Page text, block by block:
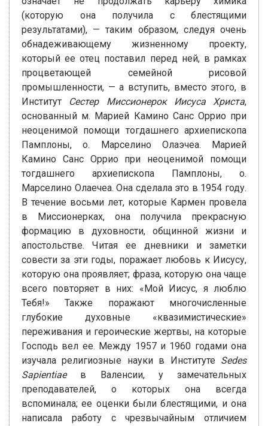
(которую она получила с блестящими
результатами), — таким образом, следуя очень
обнадеживающему жизненному проекту,
который ее отец поставил перед ней, в рамках
процветающей семейной рисовой
промышленности, — а вступить, вместо этого, в
Институт Сестер Миссионерок Иисуса Христа,
основанный м. Марией Камино Санс Оррио при
неоценимой помощи тогдашнего архиепископа
Памплоны, о. Марселино Олаэчеа. Марией
Камино Санс Оррио при неоценимой помощи
тогдашнего архиепископа Памплоны, о.
Марселино Олаечеа. Она сделала это в 1954 году.
В течение восьми лет, которые Кармен провела
в Миссионерках, она получила прекрасную
формацию в духовности, общинной жизни и
апостольстве. Читая ее дневники и заметки
совести за эти годы, поражает любовь к Иисусу,
которую она проявляет; фраза, которую она чаще
всего повторяет в них: «Мой Иисус, я люблю
Тебя!» Также поражают многочисленные
глубокие духовные «квазимистические»
переживания и героические жертвы, на которые
Господь вел ее. Между 1957 и 1960 годами она
изучала религиозные науки в Институте Sedes
Sapientiaeв Валенсии, у замечательных
преподавателей, о которых она всегда
вспоминала; ее оценки были блестящими, и она
написала работу с чрезвычайным отличием